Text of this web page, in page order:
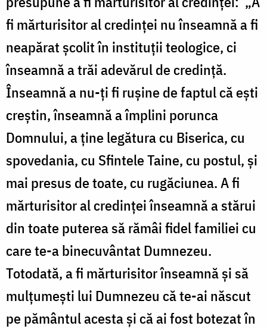
fi mărturisitor al credinței nu înseamnă a fi
neapărat școlit în instituții teologice, ci
înseamnă a trăi adevărul de credință.
Înseamnă a nu-ți fi rușine de faptul că ești
creștin, înseamnă a împlini porunca
Domnului, a ține legătura cu Biserica, cu
spovedania, cu Sfintele Taine, cu postul, și
mai presus de toate, cu rugăciunea. A fi
mărturisitor al credinței înseamnă a stărui
din toate puterea să rămâi fidel familiei cu
care te-a binecuvântat Dumnezeu.
Totodată, a fi mărturisitor înseamnă și să
mulțumești lui Dumnezeu că te-ai născut
pe pământul acesta și că ai fost botezat în